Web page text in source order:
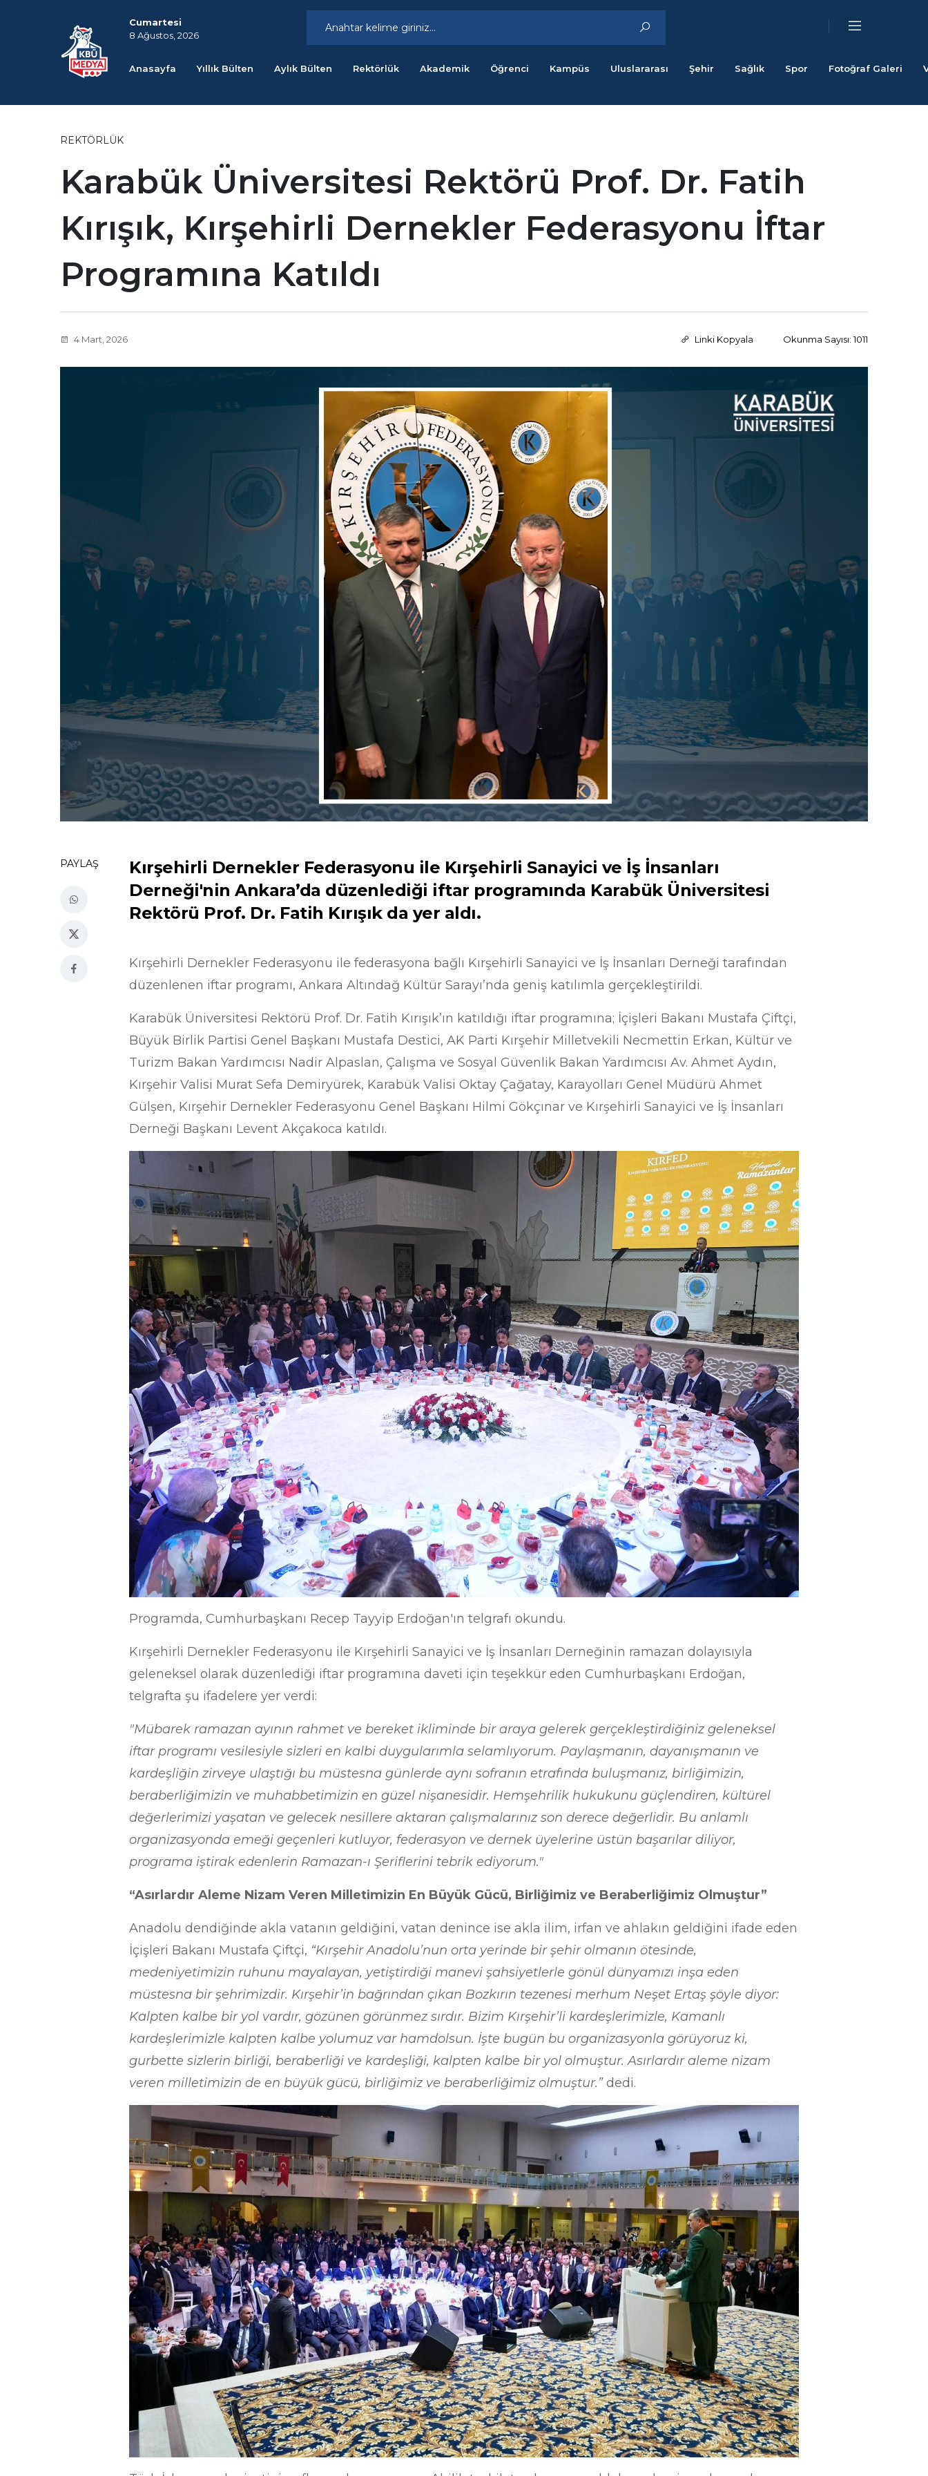
Cumartesi
8 Ağustos, 2026
Anasayfa Yıllık Bülten Aylık Bülten Rektörlük Akademik Öğrenci Kampüs Uluslararası Şehir Sağlık Spor Fotoğraf Galeri
REKTÖRLÜK
Karabük Üniversitesi Rektörü Prof. Dr. Fatih
Kırışık, Kırşehirli Dernekler Federasyonu İftar
Programına Katıldı
4 Mart, 2026 Linki Kopyala Okunma Sayısı: 1011
PAYLAŞ
Kırşehirli Dernekler Federasyonu ile Kırşehirli Sanayici ve İş İnsanları
Derneği'nin Ankara’da düzenlediği iftar programında Karabük Üniversitesi
Rektörü Prof. Dr. Fatih Kırışık da yer aldı.
Kırşehirli Dernekler Federasyonu ile federasyona bağlı Kırşehirli Sanayici ve İş İnsanları Derneği tarafından
düzenlenen iftar programı, Ankara Altındağ Kültür Sarayı’nda geniş katılımla gerçekleştirildi.
Karabük Üniversitesi Rektörü Prof. Dr. Fatih Kırışık’ın katıldığı iftar programına; İçişleri Bakanı Mustafa Çiftçi,
Büyük Birlik Partisi Genel Başkanı Mustafa Destici, AK Parti Kırşehir Milletvekili Necmettin Erkan, Kültür ve
Turizm Bakan Yardımcısı Nadir Alpaslan, Çalışma ve Sosyal Güvenlik Bakan Yardımcısı Av. Ahmet Aydın,
Kırşehir Valisi Murat Sefa Demiryürek, Karabük Valisi Oktay Çağatay, Karayolları Genel Müdürü Ahmet
Gülşen, Kırşehir Dernekler Federasyonu Genel Başkanı Hilmi Gökçınar ve Kırşehirli Sanayici ve İş İnsanları
Derneği Başkanı Levent Akçakoca katıldı.
Programda, Cumhurbaşkanı Recep Tayyip Erdoğan'ın telgrafı okundu.
Kırşehirli Dernekler Federasyonu ile Kırşehirli Sanayici ve İş İnsanları Derneğinin ramazan dolayısıyla
geleneksel olarak düzenlediği iftar programına daveti için teşekkür eden Cumhurbaşkanı Erdoğan,
telgrafta şu ifadelere yer verdi:
"Mübarek ramazan ayının rahmet ve bereket ikliminde bir araya gelerek gerçekleştirdiğiniz geleneksel
iftar programı vesilesiyle sizleri en kalbi duygularımla selamlıyorum. Paylaşmanın, dayanışmanın ve
kardeşliğin zirveye ulaştığı bu müstesna günlerde aynı sofranın etrafında buluşmanız, birliğimizin,
beraberliğimizin ve muhabbetimizin en güzel nişanesidir. Hemşehrilik hukukunu güçlendiren, kültürel
değerlerimizi yaşatan ve gelecek nesillere aktaran çalışmalarınız son derece değerlidir. Bu anlamlı
organizasyonda emeği geçenleri kutluyor, federasyon ve dernek üyelerine üstün başarılar diliyor,
programa iştirak edenlerin Ramazan-ı Şeriflerini tebrik ediyorum."
“Asırlardır Aleme Nizam Veren Milletimizin En Büyük Gücü, Birliğimiz ve Beraberliğimiz Olmuştur”
Anadolu dendiğinde akla vatanın geldiğini, vatan denince ise akla ilim, irfan ve ahlakın geldiğini ifade eden
İçişleri Bakanı Mustafa Çiftçi, “Kırşehir Anadolu’nun orta yerinde bir şehir olmanın ötesinde,
medeniyetimizin ruhunu mayalayan, yetiştirdiği manevi şahsiyetlerle gönül dünyamızı inşa eden
müstesna bir şehrimizdir. Kırşehir’in bağrından çıkan Bozkırın tezenesi merhum Neşet Ertaş şöyle diyor:
Kalpten kalbe bir yol vardır, gözünen görünmez sırdır. Bizim Kırşehir’li kardeşlerimizle, Kamanlı
kardeşlerimizle kalpten kalbe yolumuz var hamdolsun. İşte bugün bu organizasyonla görüyoruz ki,
gurbette sizlerin birliği, beraberliği ve kardeşliği, kalpten kalbe bir yol olmuştur. Asırlardır aleme nizam
veren milletimizin de en büyük gücü, birliğimiz ve beraberliğimiz olmuştur.”dedi.